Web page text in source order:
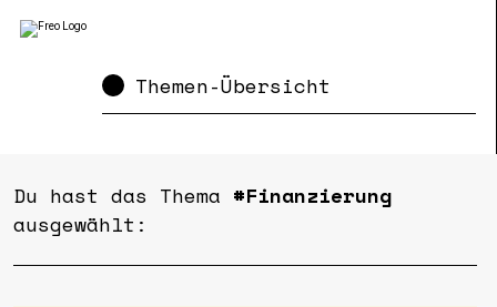
Themen-Übersicht
Du hast das Thema #Finanzierung
ausgewählt: